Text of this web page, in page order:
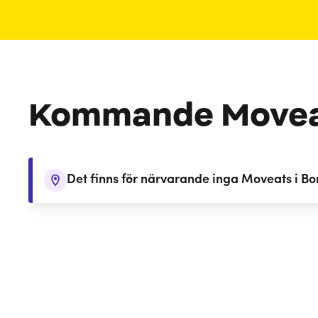
Kommande
Det finns för närvarande inga Moveats i